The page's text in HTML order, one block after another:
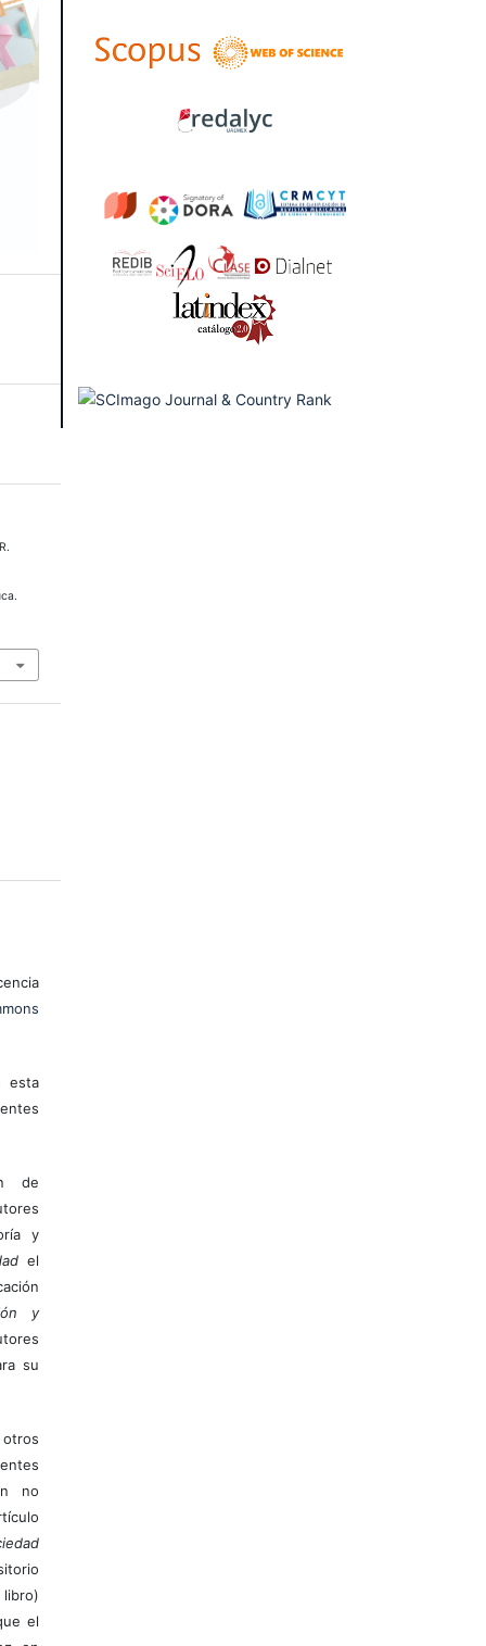
esta
de
y
el
y
su
no
el